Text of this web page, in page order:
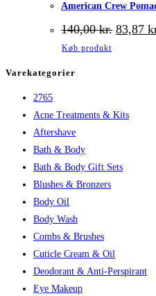
American Crew
140,00kr. Den
83,87
Køb produkt
Varekategorier
2765
Acne Treatments & Kits
Aftershave
Bath & Body
Bath & Body Gift Sets
Blushes & Bronzers
Body Oil
Body Wash
Combs & Brushes
Cuticle Cream & Oil
Deodorant & Anti-Perspirant
Eye Makeup